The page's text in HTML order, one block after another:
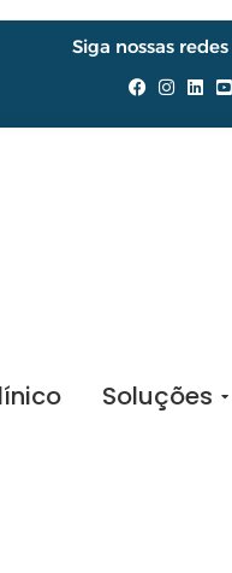
Siga nossas redes
Soluções